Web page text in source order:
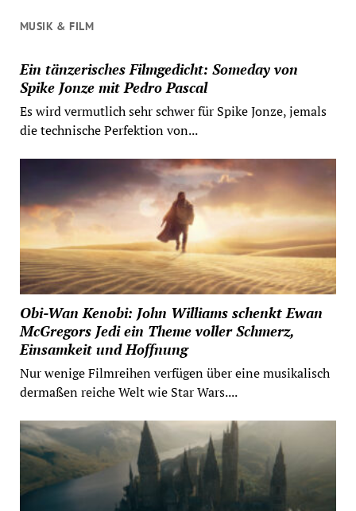
MUSIK & FILM
Ein tänzerisches Filmgedicht: Someday von
Spike Jonze mit Pedro Pascal
Es wird vermutlich sehr schwer für Spike Jonze, jemals
die technische Perfektion von...
Obi-Wan Kenobi: John Williams schenkt Ewan
McGregors Jedi ein Theme voller Schmerz,
Einsamkeit und Hoffnung
Nur wenige Filmreihen verfügen über eine musikalisch
dermaßen reiche Welt wie Star Wars....